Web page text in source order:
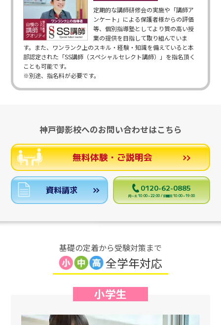
定期的な講師研修会の実施や「講師ア
ンケート」による保護者様からの評価
等、個別指導塾としてより質の高い授
業の提供を目指して取り組んでいま
す。また、ワンランク上のスキル・経験・知識を備えていると本
部認定された「SS講師（スペシャルセレクト講師）」を指名頂く
ことも可能です。
※別途、指名料が必要です。
神戸御影校へのお問い合わせはこちら
無料体験・ご説明会
資料請求 0120-62-0885
月～土 10:00～22:00 / 日曜日 10:00～19:00
基礎の定着から受験対策まで
全学年対応
小学生